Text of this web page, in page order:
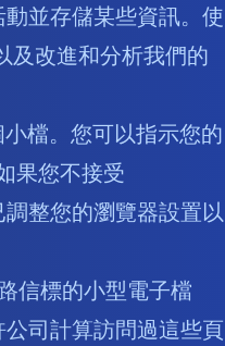
並存儲某些資訊。使
及改進和分析我們的
檔。您可以指示您的
果您不接受
整您的瀏覽器設置以
信標的小型電子檔
公司計算訪問過這些頁